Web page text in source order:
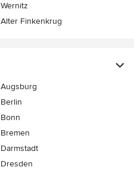
Wernitz
Alter Finkenkrug
Augsburg
Berlin
Bonn
Bremen
Darmstadt
Dresden